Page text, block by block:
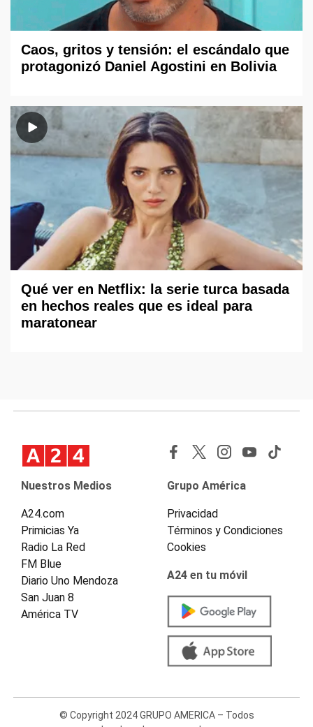
Caos, gritos y tensión: el escándalo que
protagonizó Daniel Agostini en Bolivia
Qué ver en Netflix: la serie turca basada
en hechos reales que es ideal para
maratonear
Nuestros Medios
A24.com
Primicias Ya
Radio La Red
FM Blue
Diario Uno Mendoza
San Juan 8
América TV
Grupo América
Privacidad
Términos y Condiciones
Cookies
A24 en tu móvil
© Copyright 2024 GRUPO AMERICA – Todos